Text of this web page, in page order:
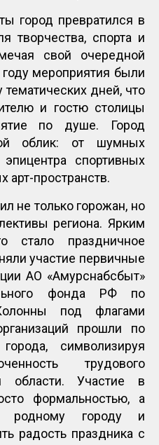
город превратился в
творчества, спорта и
свой очередной
мероприятия были
дней, что
и гостю столицы
по душе. Город
облик: от шумных
спортивных
арт-пространств.
не только горожан, но
региона. Ярким
стало праздничное
участие первичные
АО «Амурснабсбыт»
фонда РФ по
под флагами
прошли по
символизируя
трудового
области. Участие в
формальностью, а
родному городу и
радость праздника с